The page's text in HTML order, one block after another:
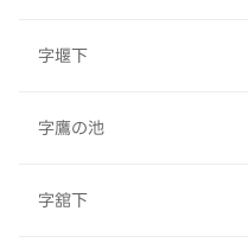
字堰下
字鷹の池
字舘下